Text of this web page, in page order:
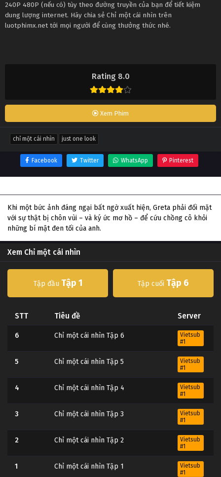
Rating 8.0
Xem Phim
240P 480P (nếu có) tùy theo đường truyền của bạn để tiết kiệm
dung lượng internet. Hãy chia sẻ Chỉ một cái nhìn trên
luotphimx.net tới mọi người để cùng thưởng thức nhé.
chỉ một cái nhìn just one look
Facebook Twitter WhatsApp Pinterest
Khi một bức ảnh đáng ngại bất ngờ xuất hiện, Greta phải đối mặt
với sự thật bị chôn vùi – và ký ức mơ hồ – để cứu chồng cô khỏi
những bí mật đen tối của anh.
Xem Chỉ một cái nhìn
Tập đầu Tập 1 Tập cuối Tập 6
STT Tiêu đề Server
6 Chỉ một cái nhìn Tập 6
Vietsub
#1
5 Chỉ một cái nhìn Tập 5
Vietsub
#1
4 Chỉ một cái nhìn Tập 4
Vietsub
#1
3 Chỉ một cái nhìn Tập 3
Vietsub
#1
2 Chỉ một cái nhìn Tập 2
Vietsub
#1
1 Chỉ một cái nhìn Tập 1
Vietsub
#1